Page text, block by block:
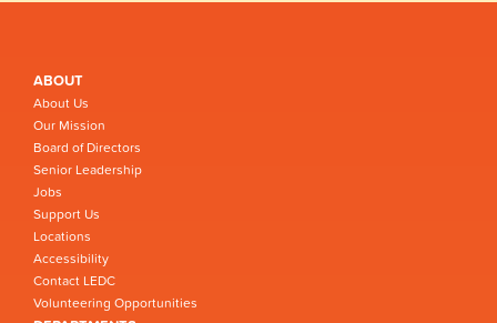
ABOUT
About Us
Our Mission
Board of Directors
Senior Leadership
Jobs
Support Us
Locations
Accessibility
Contact LEDC
Volunteering Opportunities